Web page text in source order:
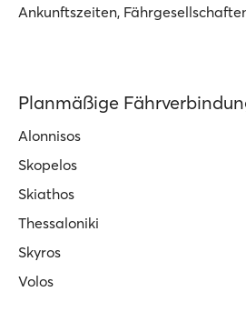
Ankunftszeiten,
Planmäßige
Alonnisos
Skopelos
Skiathos
Thessaloniki
Skyros
Volos